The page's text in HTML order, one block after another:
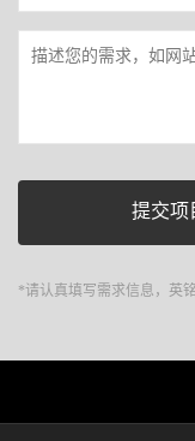
*请认真填写需求信息，英